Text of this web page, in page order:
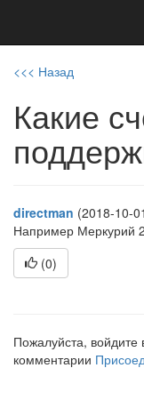
<<< Назад
Какие
directman (2018-10-
Например Меркурий
(0)
Пожалуйста, войдите
комментарии